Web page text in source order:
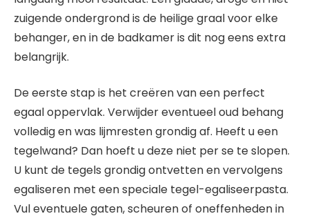
zuigende ondergrond is de heilige graal voor elke
behanger, en in de badkamer is dit nog eens extra
belangrijk.
De eerste stap is het creëren van een perfect
egaal oppervlak. Verwijder eventueel oud behang
volledig en was lijmresten grondig af. Heeft u een
tegelwand? Dan hoeft u deze niet per se te slopen.
U kunt de tegels grondig ontvetten en vervolgens
egaliseren met een speciale tegel-egaliseerpasta.
Vul eventuele gaten, scheuren of oneffenheden in